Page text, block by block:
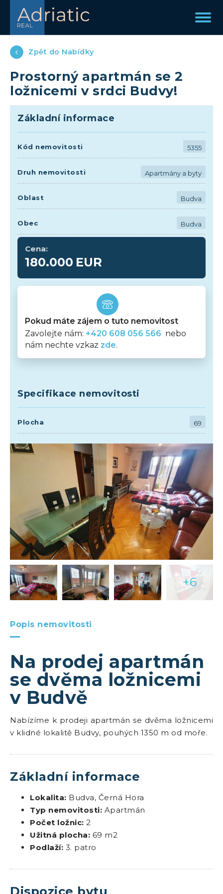
Zpět do Nabídky
Prostorný apartmán se 2
ložnicemi v srdci Budvy!
+6
Popis nemovitosti
Na prodej apartmán
se dvěma ložnicemi
v Budvě
Nabízíme k prodeji apartmán se dvěma ložnicemi
v klidné lokalitě Budvy, pouhých 1350 m od moře.
Základní informace
Lokalita: Budva, Černá Hora
Typ nemovitosti: Apartmán
Počet ložnic: 2
Užitná plocha: 69 m2
Podlaží: 3. patro
Dispozice bytu
Základní informace
Kód nemovitosti 5355
Druh nemovitosti Apartmány a byty
Oblast Budva
Obec Budva
Cena:
180.000 EUR
Pokud máte zájem o tuto nemovitost
Zavolejte nám: +420 608 056 566 nebo
nám nechte vzkaz zde.
Specifikace nemovitosti
Plocha 69